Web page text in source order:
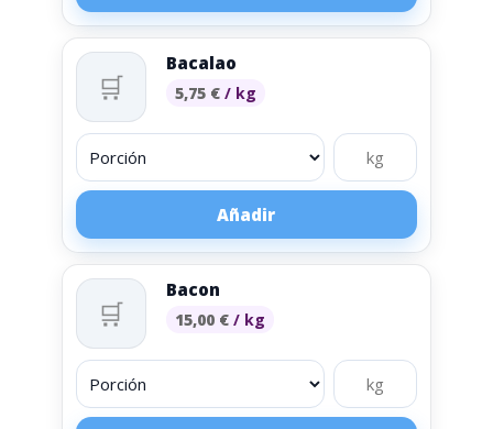
🛒
Bacalao
5,75 € / kg
Añadir
🛒
Bacon
15,00 € / kg